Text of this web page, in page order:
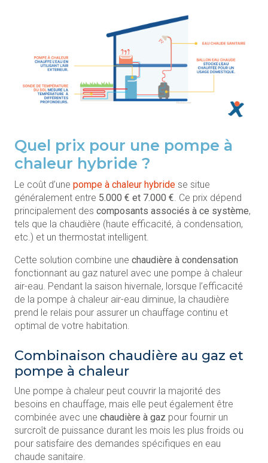
Quel prix pour une pompe à
chaleur hybride ?
Le coût d’une pompe à chaleur hybride se situe
généralement entre 5.000 € et 7.000 € . Ce prix dépend
principalement des composants associés à ce système,
tels que la chaudière (haute efficacité, à condensation,
etc.) et un thermostat intelligent.
Cette solution combine une chaudière à condensation
fonctionnant au gaz naturel avec une pompe à chaleur
air-eau. Pendant la saison hivernale, lorsque l’efficacité
de la pompe à chaleur air-eau diminue, la chaudière
prend le relais pour assurer un chauffage continu et
optimal de votre habitation.
Combinaison chaudière au gaz et
pompe à chaleur
Une pompe à chaleur peut couvrir la majorité des
besoins en chauffage, mais elle peut également être
combinée avec une chaudière à gaz pour fournir un
surcroît de puissance durant les mois les plus froids ou
pour satisfaire des demandes spécifiques en eau
chaude sanitaire.